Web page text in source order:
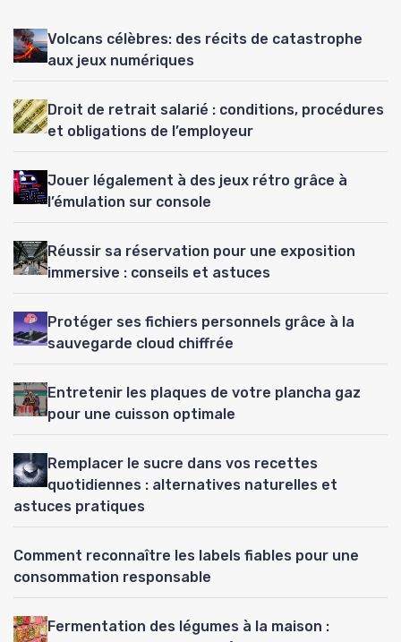
Volcans célèbres: des récits de catastrophe
aux jeux numériques
Droit de retrait salarié : conditions, procédures
et obligations de l’employeur
Jouer légalement à des jeux rétro grâce à
l’émulation sur console
Réussir sa réservation pour une exposition
immersive : conseils et astuces
Protéger ses fichiers personnels grâce à la
sauvegarde cloud chiffrée
Entretenir les plaques de votre plancha gaz
pour une cuisson optimale
Remplacer le sucre dans vos recettes
quotidiennes : alternatives naturelles et
astuces pratiques
Comment reconnaître les labels fiables pour une
consommation responsable
Fermentation des légumes à la maison :